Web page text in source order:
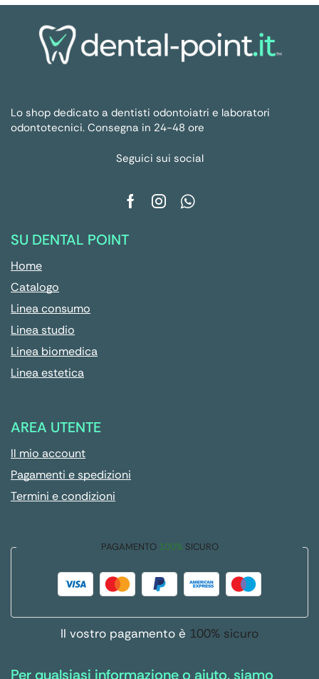
Lo shop dedicato a dentisti odontoiatri e laboratori
odontotecnici. Consegna in 24-48 ore
Seguici sui social
SU DENTAL POINT
Home
Catalogo
Linea consumo
Linea studio
Linea biomedica
Linea estetica
AREA UTENTE
Il mio account
Pagamenti e spedizioni
Termini e condizioni
PAGAMENTO 100% SICURO
Il vostro pagamento è 100% sicuro
Per qualsiasi informazione o aiuto, siamo